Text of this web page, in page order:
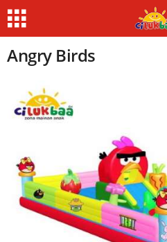
Angry Birds